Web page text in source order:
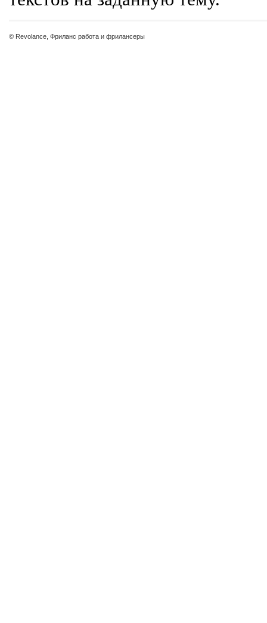
© Revolance, Фриланс работа и фрилансеры